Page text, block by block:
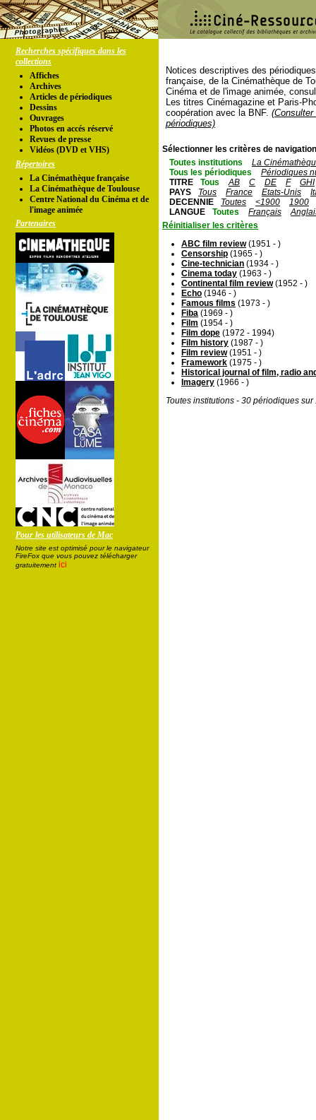
Recherches spécifiques dans les
collections
Affiches
Archives
Articles de périodiques
Dessins
Ouvrages
Photos en accés réservé
Revues de presse
Vidéos (DVD et VHS)
Répertoires
La Cinémathèque française
La Cinémathèque de Toulouse
Centre National du Cinéma et de
l'image animée
Partenaires
Pour les utilisateurs de Mac
Notre site est optimisé pour le navigateur
FireFox que vous pouvez télécharger
gratuitement ici
Notices descriptives des
française, de la Cinémathèque de
Cinéma et de l'image animée,
Les titres Cinémagazine et Paris-
coopération avec la BNF.
périodiques)
Sélectionner les critères de
Toutes institutions
La
Tous les périodiques
Périodiques
TITRE
Tous AB C DE F
GHI
PAYS
Tous France Etats-Unis
DECENNIE
Toutes <1900
1900
LANGUE
Toutes Français
Réinitialiser les critères
ABC film review(1951 - )
Censorship (1965 - )
Cine-technician (1934 - )
Cinema today (1963 - )
Continental film review(1952 - )
Echo (1946 - )
Famous films (1973 - )
Fiba (1969 - )
Film (1954 - )
Film dope (1972 - 1994)
Film history (1987 - )
Film review(1951 - )
Framework (1975 - )
Historical journal of film, radio
Imagery (1966 - )
Toutes institutions - 30 périodiques sur